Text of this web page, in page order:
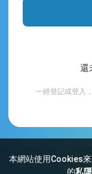
本網站使用Cookies
的私
還
一經登記或登入
網站